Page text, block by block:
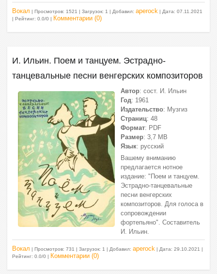
Вокал | Просмотров: 1521 | Загрузок: 1 | Добавил: aperock | Дата: 07.11.2021
| Рейтинг: 0.0/0 | Комментарии (0)
И. Ильин. Поем и танцуем. Эстрадно-
танцевальные песни венгерских композиторов
Автор: сост. И. Ильин
Год: 1961
Издательство: Музгиз
Страниц: 48
Формат: PDF
Размер: 3,7 МВ
Язык: русский
Вашему вниманию
предлагается нотное
издание: "Поем и танцуем.
Эстрадно-танцевальные
песни венгерских
композиторов. Для голоса в
сопровождении
фортепьяно". Составитель
И. Ильин.
Вокал | Просмотров: 731 | Загрузок: 1 | Добавил: aperock | Дата: 29.10.2021 |
Рейтинг: 0.0/0 | Комментарии (0)